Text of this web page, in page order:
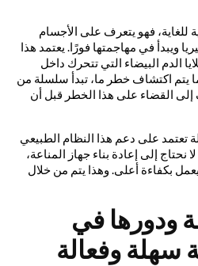
للغاية، فهو يتعرف على الأجسام
ويبدأ في مهاجمتها فورًا. يعتمد هذا
الدم البيضاء التي تتحرك داخل
يتم اكتشاف خطر ما، تبدأ سلسلة من
إلى القضاء على هذا الخطر قبل أن
تعتمد على دعم هذا النظام الطبيعي
إلى إعادة بناء جهاز المناعة،
بكفاءة أعلى. وهذا يتم من خلال
ودورها في
سهلة وفعالة